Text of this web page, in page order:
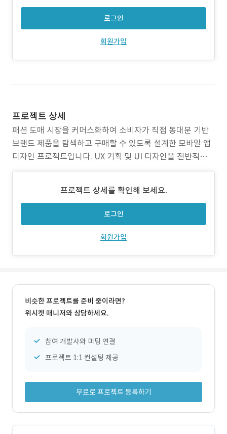
로그인
회원가입
프로젝트 상세
패션 도매 시장을 커머스화하여 소비자가 직접 동대문 기반
브랜드 제품을 탐색하고 구매할 수 있도록 설계한 모바일 앱
디자인 프로젝트입니다. UX 기획 및 UI 디자인을 전반적으로
수행했으며, 카테고리 구조와 콘텐츠 기반 상품 탐색 방식을
다. 가독성이 높고 감각적인 인터페이스 구성에 중점을 두었
으며, 탐색 → 상세 → 구매까지의
프로젝트 상세를 확인해 보세요.
로그인
회원가입
비슷한 프로젝트를 준비 중이라면?
위시켓 매니저와 상담하세요.
참여 개발사와 미팅 연결
프로젝트 1:1 컨설팅 제공
무료로 프로젝트 등록하기